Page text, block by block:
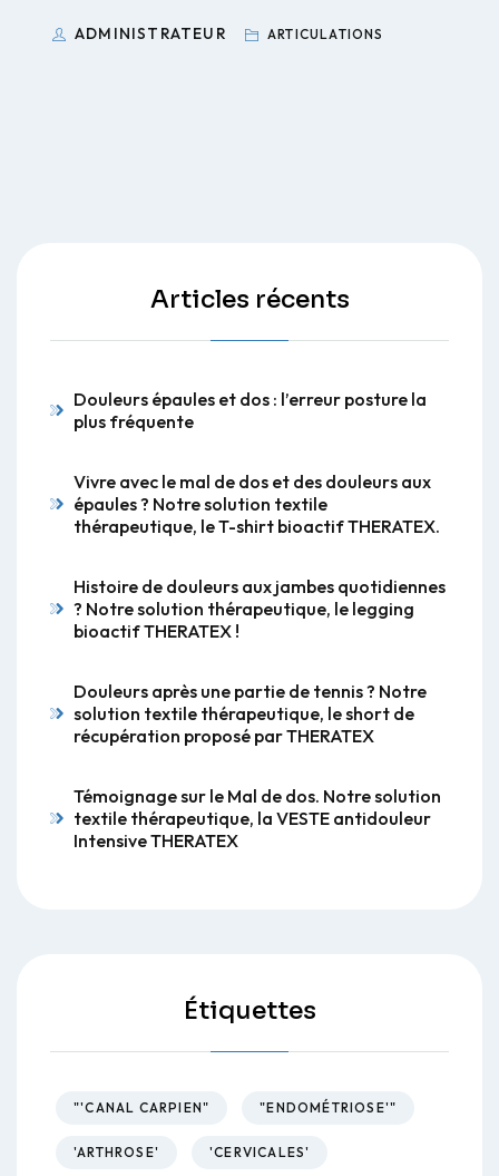
ADMINISTRATEUR ARTICULATIONS
Articles récents
Douleurs épaules et dos : l’erreur posture la
plus fréquente
Vivre avec le mal de dos et des douleurs aux
épaules ? Notre solution textile
thérapeutique, le T-shirt bioactif THERATEX.
Histoire de douleurs aux jambes quotidiennes
? Notre solution thérapeutique, le legging
bioactif THERATEX !
Douleurs après une partie de tennis ? Notre
solution textile thérapeutique, le short de
récupération proposé par THERATEX
Témoignage sur le Mal de dos. Notre solution
textile thérapeutique, la VESTE antidouleur
Intensive THERATEX
Étiquettes
"'CANAL CARPIEN" "ENDOMÉTRIOSE'"
'ARTHROSE' 'CERVICALES'